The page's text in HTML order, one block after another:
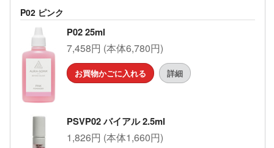
P02 ピンク
P02 25ml
7,458円 (本体6,780円)
お買物かごに入れる 詳細
PSVP02 バイアル 2.5ml
1,826円 (本体1,660円)